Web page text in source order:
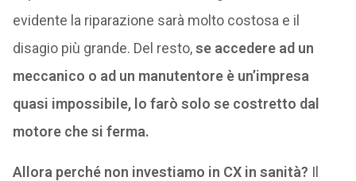
evidente la riparazione sarà molto costosa e il
disagio più grande. Del resto,se accedere ad un
meccanico o ad un manutentore è un’impresa
quasi impossibile, lo farò solo se costretto dal
motore che si ferma.
Allora perché non investiamo in CX in sanità? Il